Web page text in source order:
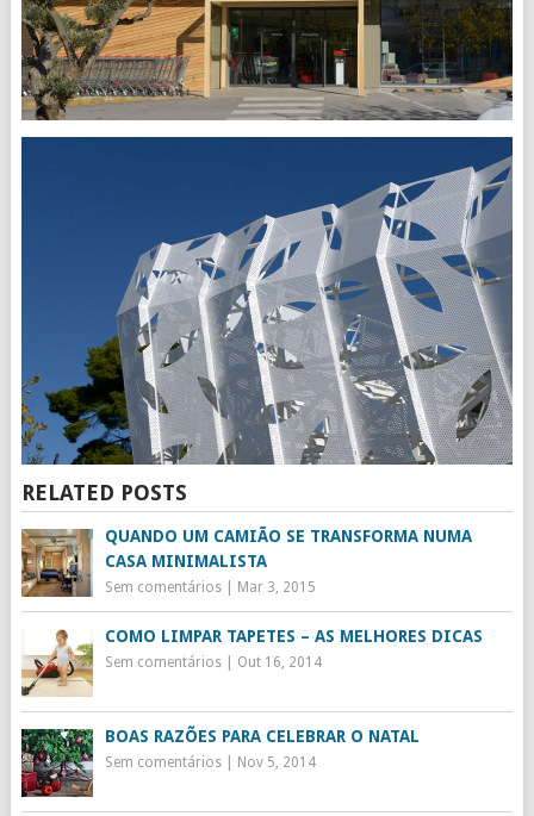
RELATED POSTS
QUANDO UM CAMIÃO SE TRANSFORMA NUMA
CASA MINIMALISTA
Sem comentários| Mar 3, 2015
COMO LIMPAR TAPETES – AS MELHORES DICAS
Sem comentários| Out 16, 2014
BOAS RAZÕES PARA CELEBRAR O NATAL
Sem comentários| Nov 5, 2014